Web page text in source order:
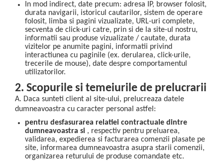
In mod indirect, date precum: adresa IP, browser folosit,
durata navigarii, istoricul cautarilor, sistem de operare
folosit, limba si pagini vizualizate, URL-uri complete,
secventa de click-uri catre, prin si de la site-ul nostru,
informatii sau produse vizualizate / cautate, durata
vizitelor pe anumite pagini, informatii privind
interactiunea cu paginile (ex. derularea, click-urile,
trecerile de mouse), date despre comportamentul
utilizatorilor.
2. Scopurile si temeiurile de prelucrarii
A. Daca sunteti client al site-ului, prelucreaza datele
dumneavoastra cu caracter personal astfel:
pentru desfasurarea relatiei contractuale dintre
dumneavoastra si , respectiv pentru preluarea,
validarea, expedierea si facturarea comenzii plasate pe
site, informarea dumneavoastra asupra starii comenzii,
organizarea returului de produse comandate etc.